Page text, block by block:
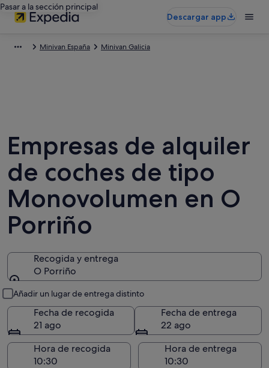
Pasar a la sección principal
Descargar app
Minivan España Minivan Galicia
Empresas de alquiler
de coches de tipo
Monovolumen en O
Porriño
Recogida y entrega
O Porriño
Añadir un lugar de entrega distinto
Fecha de recogida
21 ago
Fecha de entrega
22 ago
Hora de recogida
Hora de entrega